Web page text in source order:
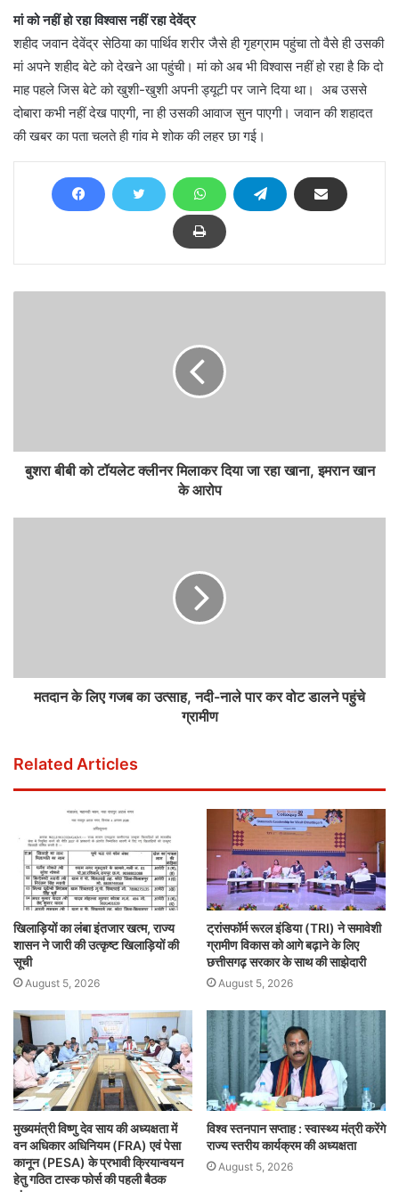
मां को नहीं हो रहा विश्वास नहीं रहा देवेंद्र
शहीद जवान देवेंद्र सेठिया का पार्थिव शरीर जैसे ही गृहग्राम पहुंचा तो वैसे ही उसकी
मां अपने शहीद बेटे को देखने आ पहुंची। मां को अब भी विश्वास नहीं हो रहा है कि दो
माह पहले जिस बेटे को खुशी-खुशी अपनी ड्यूटी पर जाने दिया था। अब उससे
दोबारा कभी नहीं देख पाएगी, ना ही उसकी आवाज सुन पाएगी। जवान की शहादत
की खबर का पता चलते ही गांव मे शोक की लहर छा गई।
बुशरा बीबी को टॉयलेट क्लीनर मिलाकर दिया जा रहा खाना, इमरान खान
के आरोप
मतदान के लिए गजब का उत्साह, नदी-नाले पार कर वोट डालने पहुंचे
ग्रामीण
Related Articles
खिलाड़ियों का लंबा इंतजार खत्म, राज्य
शासन ने जारी की उत्कृष्ट खिलाड़ियों की
सूची
August 5, 2026
ट्रांसफॉर्म रूरल इंडिया (TRI) ने समावेशी
ग्रामीण विकास को आगे बढ़ाने के लिए
छत्तीसगढ़ सरकार के साथ की साझेदारी
August 5, 2026
मुख्यमंत्री विष्णु देव साय की अध्यक्षता में
वन अधिकार अधिनियम (FRA) एवं पेसा
कानून (PESA) के प्रभावी क्रियान्वयन
हेतु गठित टास्क फोर्स की पहली बैठक
विश्व स्तनपान सप्ताह : स्वास्थ्य मंत्री करेंगे
राज्य स्तरीय कार्यक्रम की अध्यक्षता
August 5, 2026